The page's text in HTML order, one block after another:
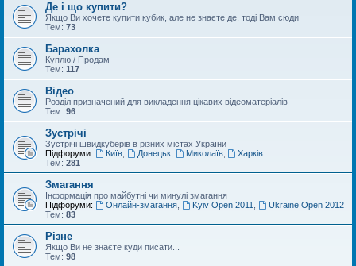
Де і що купити?
Якщо Ви хочете купити кубик, але не знаєте де, тоді Вам сюди
Тем: 73
Барахолка
Куплю / Продам
Тем: 117
Відео
Розділ призначений для викладення цікавих відеоматеріалів
Тем: 96
Зустрічі
Зустрічі швидкуберів в різних містах України
Підфоруми:
Київ, Донецьк, Миколаїв,
Харків
Тем: 281
Змагання
Інформація про майбутні чи минулі змагання
Підфоруми:
Онлайн-змагання, Kyiv Open 2011
Ukraine Open 2012
Тем: 83
Різне
Якщо Ви не знаєте куди писати...
Тем: 98